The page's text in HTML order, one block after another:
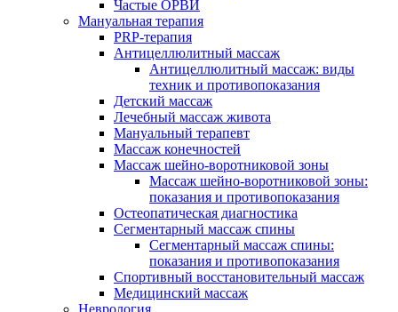
Частые ОРВИ
Мануальная терапия
PRP-терапия
Антицеллюлитный массаж
Антицеллюлитный массаж: виды
техник и противопоказания
Детский массаж
Лечебный массаж живота
Мануальный терапевт
Массаж конечностей
Массаж шейно-воротниковой зоны
Массаж шейно-воротниковой зоны:
показания и противопоказания
Остеопатическая диагностика
Сегментарный массаж спины
Сегментарный массаж спины:
показания и противопоказания
Спортивный восстановительный массаж
Медицинский массаж
Неврология